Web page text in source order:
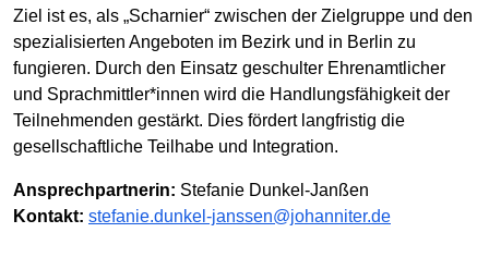
Ziel ist es, als „Scharnier“ zwischen der Zielgruppe und den
spezialisierten Angeboten im Bezirk und in Berlin zu
fungieren. Durch den Einsatz geschulter Ehrenamtlicher
und Sprachmittler*innen wird die Handlungsfähigkeit der
Teilnehmenden gestärkt. Dies fördert langfristig die
gesellschaftliche Teilhabe und Integration.
Ansprechpartnerin: Stefanie Dunkel-Janßen
Kontakt: stefanie.dunkel-janssen@johanniter.de